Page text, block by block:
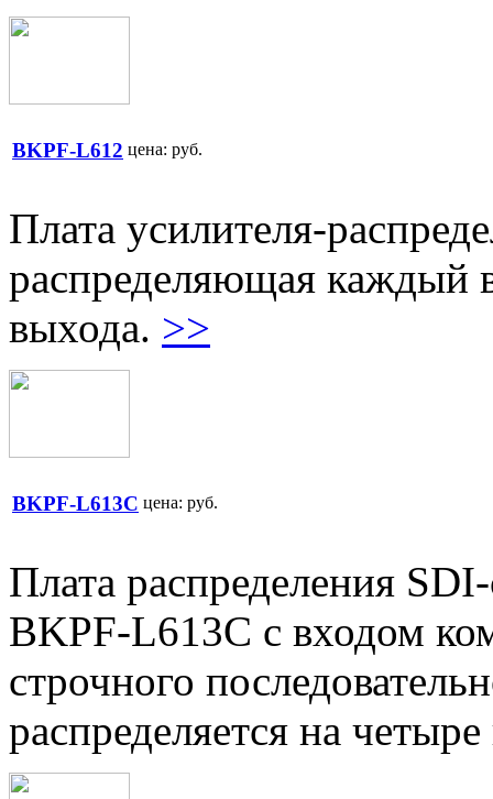
BKPF-L612 цена: руб.
Плата усилителя-
распределяющая каждый
выхода. >>
BKPF-L613C цена: руб.
Плата распределения
BKPF-L613C с входом
строчного
распределяется на